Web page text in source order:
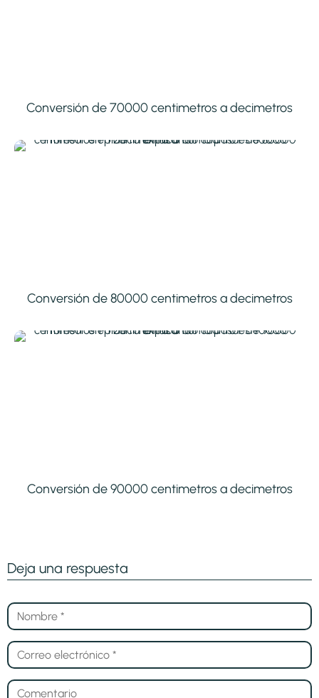
Conversión de 70000 centimetros a decimetros
Conversión de 80000 centimetros a decimetros
Conversión de 90000 centimetros a decimetros
Deja una respuesta